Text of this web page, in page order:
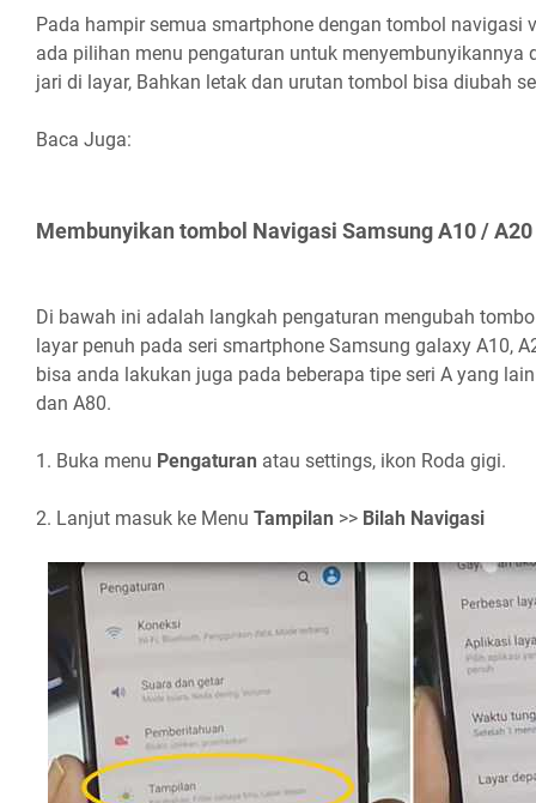
Pada hampir semua smartphone dengan tombol navigasi
ada pilihan menu pengaturan untuk menyembunyikannya
jari di layar, Bahkan letak dan urutan tombol bisa diubah
Baca Juga:
Membunyikan tombol Navigasi Samsung A10 /
Di bawah ini adalah langkah pengaturan mengubah
layar penuh pada seri smartphone Samsung galaxy A10,
bisa anda lakukan juga pada beberapa tipe seri A yang
dan A80.
1. Buka menu Pengaturan atau settings, ikon Roda gigi.
2. Lanjut masuk ke Menu Tampilan >> Bilah Navigasi